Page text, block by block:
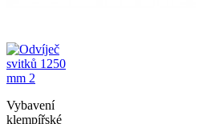
Vybavení
klempířské